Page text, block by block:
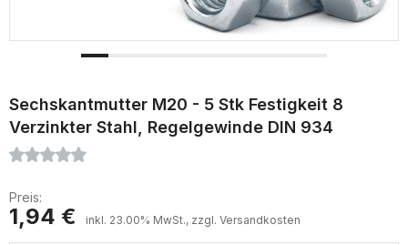
Sechskantmutter M20 - 5 Stk Festigkeit 8
Verzinkter Stahl, Regelgewinde DIN 934
Preis:
1,94 € inkl. 23.00% MwSt., zzgl. Versandkosten